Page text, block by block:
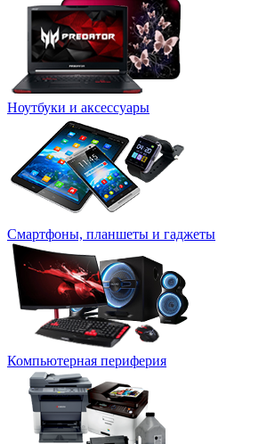
Ноутбуки и аксессуары
Смартфоны, планшеты и гаджеты
Компьютерная периферия